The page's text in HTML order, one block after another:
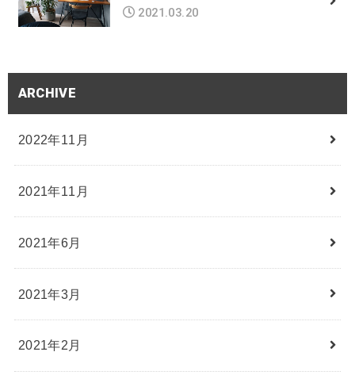
2021.03.20
ARCHIVE
2022年11月
2021年11月
2021年6月
2021年3月
2021年2月